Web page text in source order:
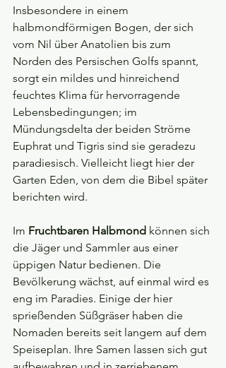
Insbesondere in einem
halbmondförmigen Bogen, der sich
vom Nil über Anatolien bis zum
Norden des Persischen Golfs spannt,
sorgt ein mildes und hinreichend
feuchtes Klima für hervorragende
Lebensbedingungen; im
Mündungsdelta der beiden Ströme
Euphrat und Tigris sind sie geradezu
paradiesisch. Vielleicht liegt hier der
Garten Eden, von dem die Bibel später
berichten wird.
Im Fruchtbaren Halbmond können sich
die Jäger und Sammler aus einer
üppigen Natur bedienen. Die
Bevölkerung wächst, auf einmal wird es
eng im Paradies. Einige der hier
sprießenden Süßgräser haben die
Nomaden bereits seit langem auf dem
Speiseplan. Ihre Samen lassen sich gut